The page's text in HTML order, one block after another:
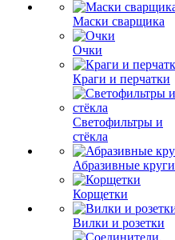
Маски сварщика
Очки
Краги и перчатки
Светофильтры и
стёкла
Абразивные круги
Корщетки
Вилки и розетки